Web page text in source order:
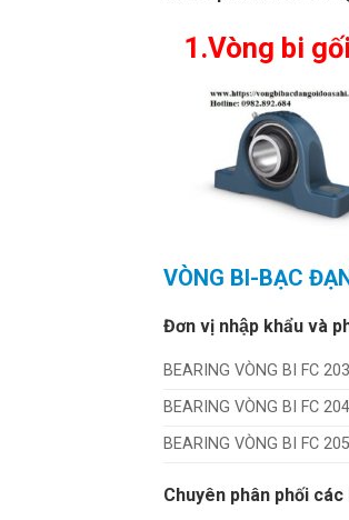
1.Vòng bi
VÒNG BI-BẠC
Đơn vị nhập khẩu và
BEARING VÒNG BI FC
BEARING VÒNG BI FC
BEARING VÒNG BI FC
Chuyên phân phối các